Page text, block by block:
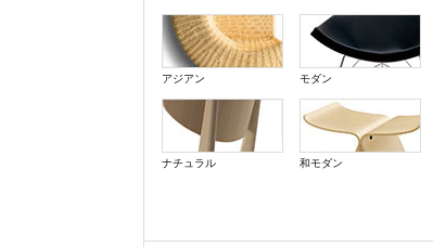
アジアン モダン
ナチュラル 和モダン